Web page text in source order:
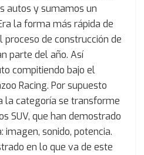
autos y sumamos un
la forma más rápida de
proceso de construcción de
parte del año. Así
compitiendo bajo el
Racing. Por supuesto
la categoría se transforme
SUV, que han demostrado
imagen, sonido, potencia.
en lo que va de este